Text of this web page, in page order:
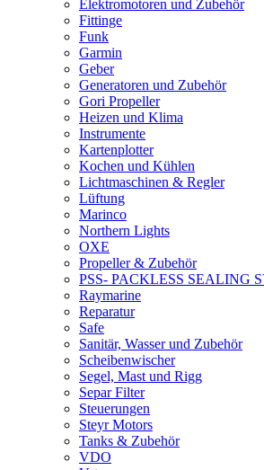
Elektromotoren und Zubehör
Fittinge
Funk
Garmin
Geber
Generatoren und Zubehör
Gori Propeller
Heizen und Klima
Instrumente
Kartenplotter
Kochen und Kühlen
Lichtmaschinen & Regler
Lüftung
Marinco
Northern Lights
OXE
Propeller & Zubehör
PSS- PACKLESS SEALING
Raymarine
Reparatur
Safe
Sanitär, Wasser und Zubehör
Scheibenwischer
Segel, Mast und Rigg
Separ Filter
Steuerungen
Steyr Motors
Tanks & Zubehör
VDO